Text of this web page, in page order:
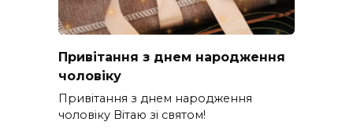
Привітання з днем народження
чоловіку
Привітання з днем народження
чоловіку Вітаю зі святом!